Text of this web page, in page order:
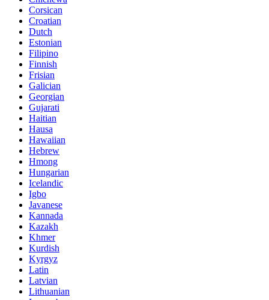
Corsican
Croatian
Dutch
Estonian
Filipino
Finnish
Frisian
Galician
Georgian
Gujarati
Haitian
Hausa
Hawaiian
Hebrew
Hmong
Hungarian
Icelandic
Igbo
Javanese
Kannada
Kazakh
Khmer
Kurdish
Kyrgyz
Latin
Latvian
Lithuanian